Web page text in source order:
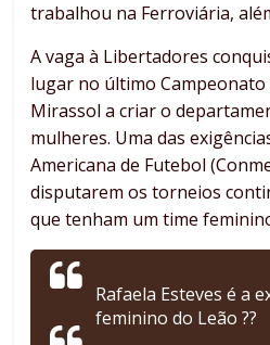
trabalhou na Ferroviária,
A vaga à Libertadores
lugar no último
Mirassol a criar o
mulheres. Uma das
Americana de Futebol
disputarem os torneios
que tenham um time
Rafaela Esteves é a
feminino do Leão ??